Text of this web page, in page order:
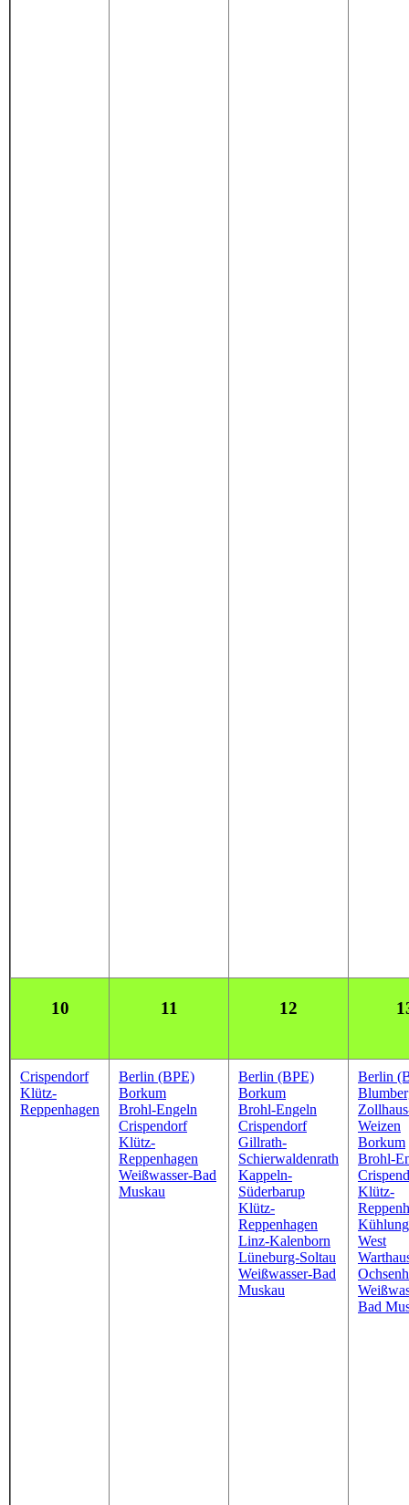
10 11 12
Crispendorf
Klütz-
Reppenhagen
Berlin (BPE)
Borkum
Brohl-Engeln
Crispendorf
Klütz-
Reppenhagen
Weißwasser-Bad
Muskau
Berlin (BPE)
Borkum
Brohl-Engeln
Crispendorf
Gillrath-
Schierwaldenrath
Kappeln-
Süderbarup
Klütz-
Reppenhagen
Linz-Kalenborn
Lüneburg-Soltau
Weißwasser-Bad
Muskau
Berlin
Weizen
Borkum
Brohl-
Klütz-
West
Bad